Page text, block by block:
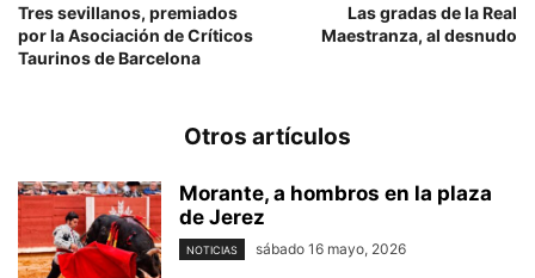
Tres sevillanos, premiados
por la Asociación de Críticos
Taurinos de Barcelona
Las gradas de la Real
Maestranza, al desnudo
Otros artículos
Morante, a hombros en la plaza
de Jerez
NOTICIAS sábado 16 mayo, 2026